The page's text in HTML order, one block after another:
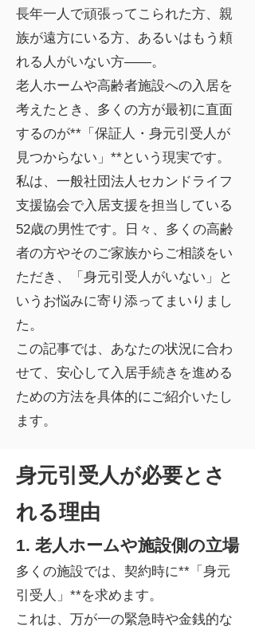
長年一人で頑張ってこられた方、親
族が遠方にいる方、あるいはもう頼
れる人がいない方――。
老人ホームや高齢者施設への入居を
考えたとき、多くの方が最初に直面
するのが**「保証人・身元引受人が
見つからない」**という現実です。
私は、一般社団法人セカンドライフ
支援協会で入居支援を担当している
52歳の男性です。日々、多くの高齢
者の方やそのご家族からご相談をい
ただき、「身元引受人がいない」と
いうお悩みに寄り添ってまいりまし
た。
この記事では、あなたの状況に合わ
せて、安心して入居手続きを進める
ための方法を具体的にご紹介いたし
ます。
身元引受人が必要とさ
れる理由
1. 老人ホームや施設側の立場
多くの施設では、契約時に**「身元
引受人」**を求めます。
これは、万が一の緊急時や金銭的な